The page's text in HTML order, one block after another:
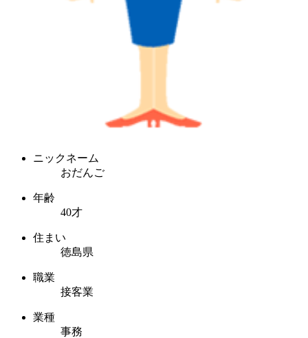
ニックネーム
おだんご
年齢
40才
住まい
徳島県
職業
接客業
業種
事務